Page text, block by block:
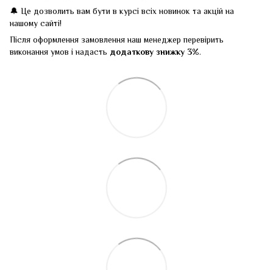
🔔 Це дозволить вам бути в курсі всіх новинок та акцій на
нашому сайті!
Після оформлення замовлення наш менеджер перевірить
виконання умов і надасть додаткову знижку 3%.